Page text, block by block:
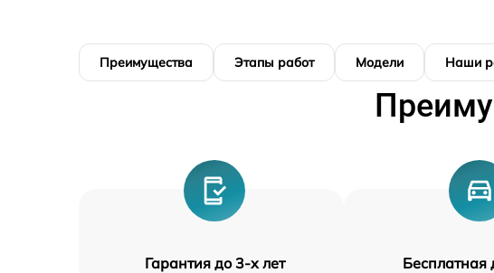
Преимущества Этапы работ Модели Наши
Гарантия до 3-х лет Бесплатная